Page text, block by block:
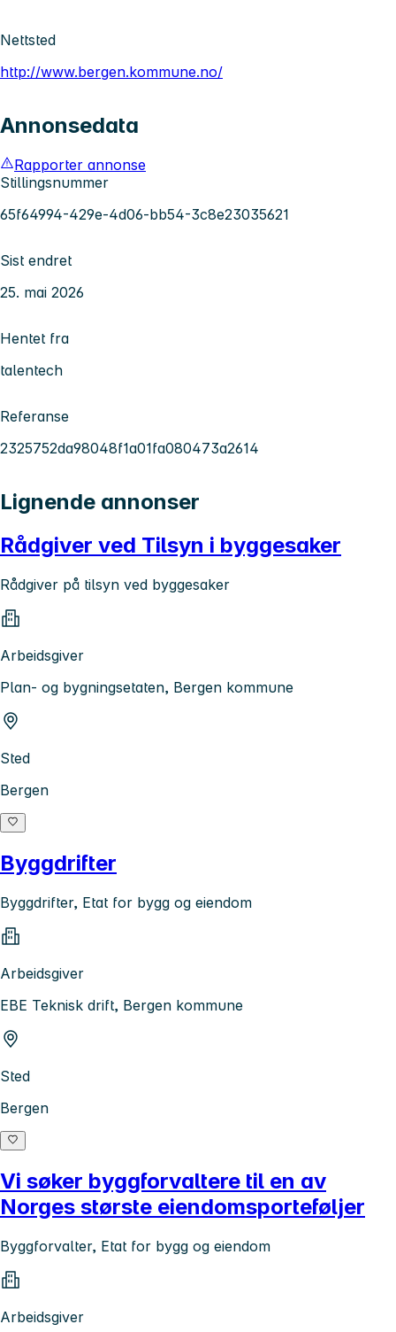
Nettsted
http://www.bergen.kommune.no/
Annonsedata
Rapporter annonse
Stillingsnummer
65f64994-429e-4d06-bb54-3c8e23035621
Sist endret
25. mai 2026
Hentet fra
talentech
Referanse
2325752da98048f1a01fa080473a2614
Lignende annonser
Rådgiver ved Tilsyn i byggesaker
Rådgiver på tilsyn ved byggesaker
Arbeidsgiver
Plan- og bygningsetaten, Bergen kommune
Sted
Bergen
Byggdrifter
Byggdrifter, Etat for bygg og eiendom
Arbeidsgiver
EBE Teknisk drift, Bergen kommune
Sted
Bergen
Vi søker byggforvaltere til en av
Norges største eiendomsporteføljer
Byggforvalter, Etat for bygg og eiendom
Arbeidsgiver